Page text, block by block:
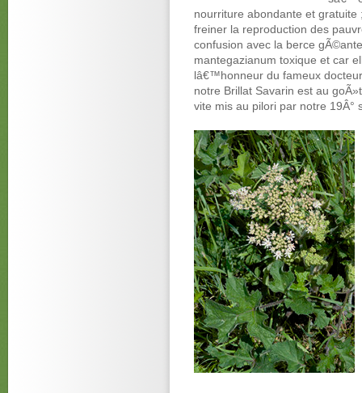
nourriture abondante et
freiner la reproduction des
confusion avec la berce
mantegazianum toxique et car
lâ€™honneur du fameux
notre Brillat Savarin est au
vite mis au pilori par notre 19Â°